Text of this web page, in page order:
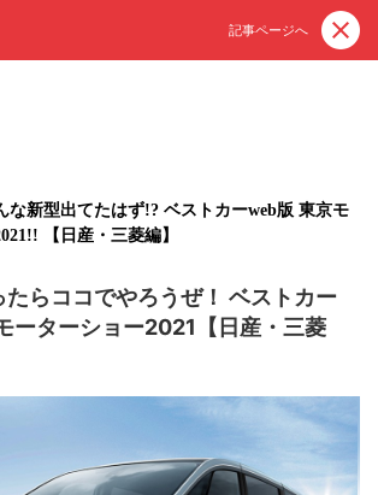
記事ページへ
な新型出てたはず!? ベストカーweb版 東京モ
【日産・三菱編】
らココでやろうぜ！ ベストカー
ーターショー2021【日産・三菱